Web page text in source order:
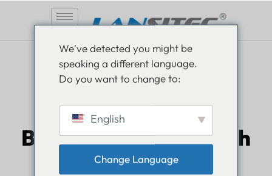
Braccialetto Bluetooth
Lansitec
We've detected you might be
speaking a different language.
Do you want to change to:
English
Change Language